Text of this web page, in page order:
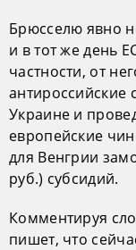
Брюсселю явно
и в тот же день
частности, от
антироссийские
Украине и
европейские
для Венгрии
руб.) субсидий.
Комментируя
пишет, что